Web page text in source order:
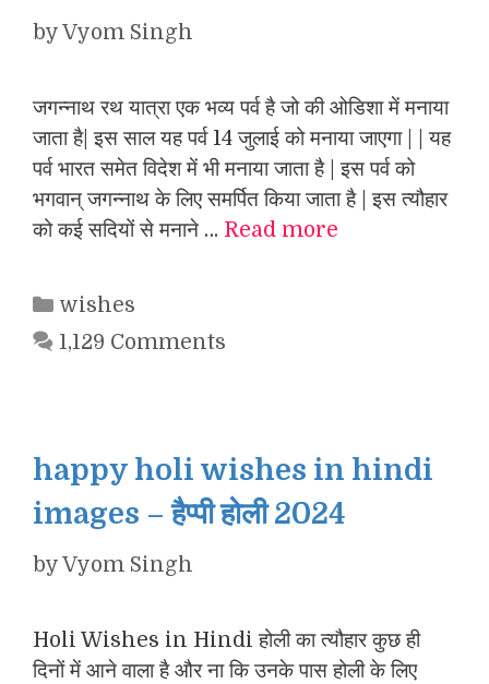
byVyom Singh
जगन्नाथ रथ यात्रा एक भव्य पर्व है जो की ओडिशा में मनाया
जाता है| इस साल यह पर्व 14 जुलाई को मनाया जाएगा | | यह
पर्व भारत समेत विदेश में भी मनाया जाता है | इस पर्व को
भगवान् जगन्नाथ के लिए समर्पित किया जाता है | इस त्यौहार
को कई सदियों से मनाने … Read more
Categories
wishes
1,129 Comments
happy holi wishes in hindi
images – हैप्पी होली 2024
byVyom Singh
Holi Wishes in Hindi होली का त्यौहार कुछ ही
दिनों में आने वाला है और ना कि उनके पास होली के लिए